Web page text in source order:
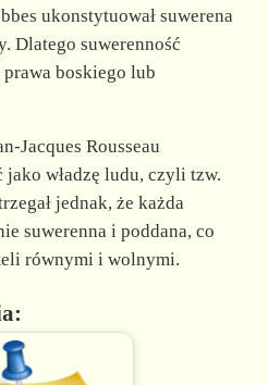
ukonstytuował suwerena
Dlatego suwerenność
prawa boskiego lub
Jacques Rousseau
jako władzę ludu, czyli tzw.
jednak, że każda
suwerenna i poddana, co
równymi i wolnymi.